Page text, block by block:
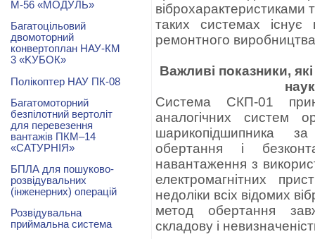
віброхарактеристиками
таких системах існує
ремонтного
Важливі показники,
Система СКП-01
аналогічних систем
шарикопідшипника
обертання і
навантаження з
електромагнітних
недоліки всіх відомих
метод обертання
складову і
М-56 «МОДУЛЬ»
Багатоцільовий
двомоторний
конвертоплан НАУ-КМ
3 «KУБОК»
Полікоптер НАУ ПК-08
Багатомоторний
безпілотний вертоліт
для перевезення
вантажів ПКМ–14
«САТУРНІЯ»
БПЛА для пошуково-
розвідувальних
(інженерних) операцій
Розвідувальна
приймальна система